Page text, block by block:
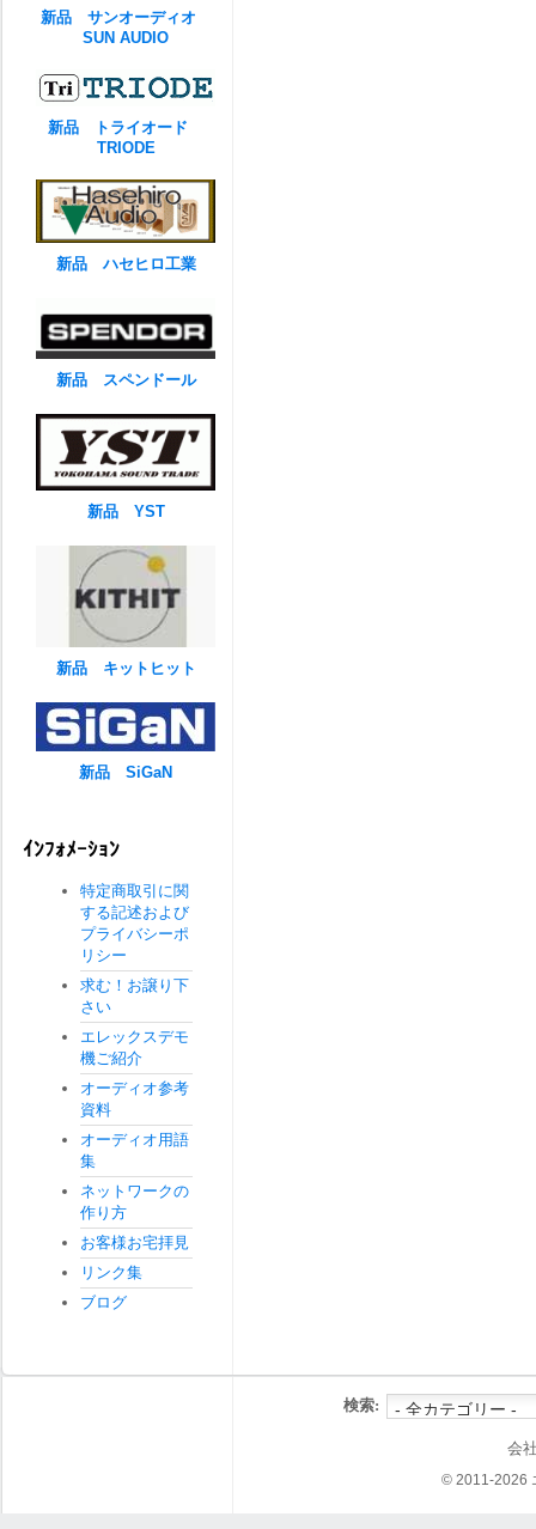
新品 サンオーディオ
SUN AUDIO
新品 トライオード
TRIODE
新品 ハセヒロ工業
新品 スペンドール
新品 YST
新品 キットヒット
新品 SiGaN
ｲﾝﾌｫﾒｰｼｮﾝ
特定商取引に関
する記述および
プライバシーポ
リシー
求む！お譲り下
さい
エレックスデモ
機ご紹介
オーディオ参考
資料
オーディオ用語
集
ネットワークの
作り方
お客様お宅拝見
リンク集
ブログ
検索:
会
© 2011-2026